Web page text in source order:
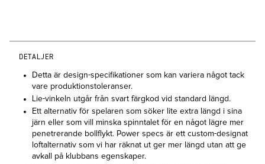
DETALJER
Detta är design-specifikationer som kan variera något tack
vare produktionstoleranser.
Lie-vinkeln utgår från svart färgkod vid standard längd.
Ett alternativ för spelaren som söker lite extra längd i sina
järn eller som vill minska spinntalet för en något lägre mer
penetrerande bollflykt. Power specs är ett custom-designat
loftalternativ som vi har räknat ut ger mer längd utan att ge
avkall på klubbans egenskaper.